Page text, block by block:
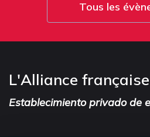
Tous les
L'Alliance
Establecimiento privado de